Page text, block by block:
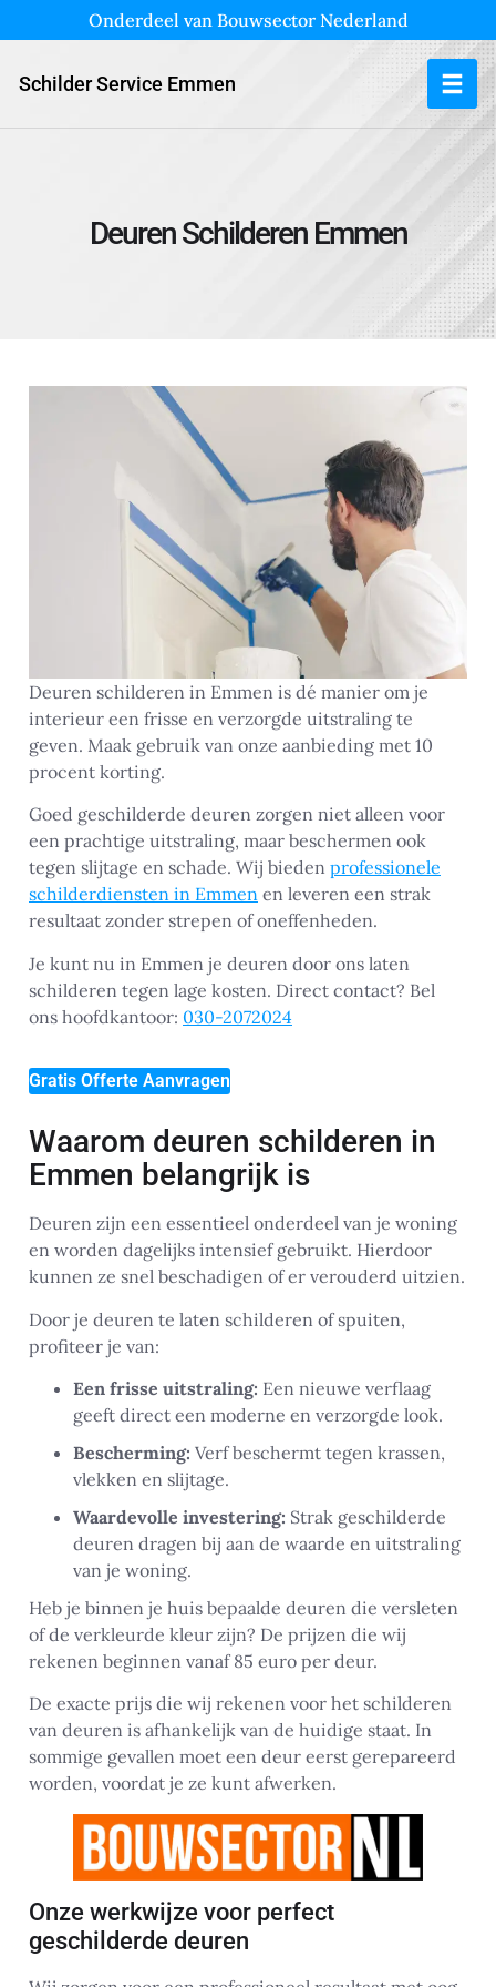
Onderdeel van Bouwsector Nederland
Schilder Service Emmen
Deuren Schilderen Emmen
Deuren schilderen in Emmen is dé manier om je
interieur een frisse en verzorgde uitstraling te
geven. Maak gebruik van onze aanbieding met 10
procent korting.
Goed geschilderde deuren zorgen niet alleen voor
een prachtige uitstraling, maar beschermen ook
tegen slijtage en schade. Wij bieden professionele
schilderdiensten in Emmen en leveren een strak
resultaat zonder strepen of oneffenheden.
Je kunt nu in Emmen je deuren door ons laten
schilderen tegen lage kosten. Direct contact? Bel
ons hoofdkantoor: 030-2072024
Gratis Offerte Aanvragen
Waarom deuren schilderen in
Emmen belangrijk is
Deuren zijn een essentieel onderdeel van je woning
en worden dagelijks intensief gebruikt. Hierdoor
kunnen ze snel beschadigen of er verouderd uitzien.
Door je deuren te laten schilderen of spuiten,
profiteer je van:
Een frisse uitstraling: Een nieuwe verflaag
geeft direct een moderne en verzorgde look.
Bescherming: Verf beschermt tegen krassen,
vlekken en slijtage.
Waardevolle investering: Strak geschilderde
deuren dragen bij aan de waarde en uitstraling
van je woning.
Heb je binnen je huis bepaalde deuren die versleten
of de verkleurde kleur zijn? De prijzen die wij
rekenen beginnen vanaf 85 euro per deur.
De exacte prijs die wij rekenen voor het schilderen
van deuren is afhankelijk van de huidige staat. In
sommige gevallen moet een deur eerst gerepareerd
worden, voordat je ze kunt afwerken.
Onze werkwijze voor perfect
geschilderde deuren